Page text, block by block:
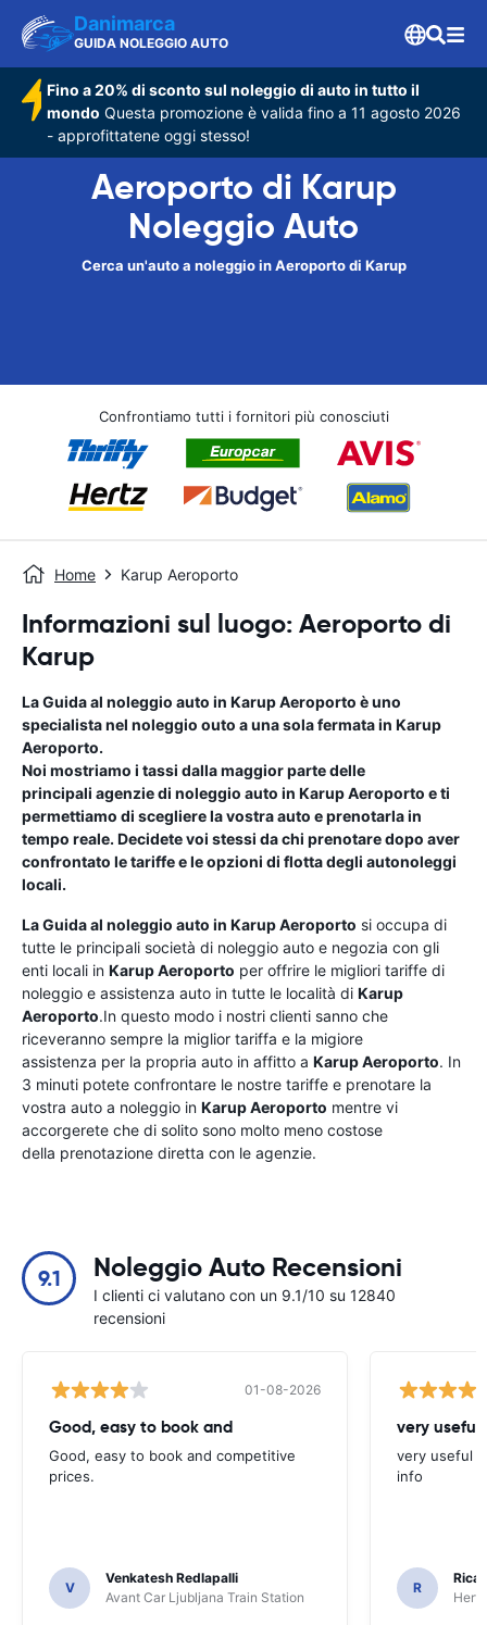
Danimarca
GUIDA NOLEGGIO AUTO
Fino a 20% di sconto sul noleggio di auto in tutto il
mondo Questa promozione è valida fino a 11 agosto 2026
- approfittatene oggi stesso!
Aeroporto di Karup
Noleggio Auto
Cerca un'auto a noleggio in Aeroporto di Karup
Confrontiamo tutti i fornitori più conosciuti
Home Karup Aeroporto
Informazioni sul luogo: Aeroporto di
Karup
La Guida al noleggio auto in Karup Aeroporto è uno
specialista nel noleggio outo a una sola fermata in Karup
Aeroporto.
Noi mostriamo i tassi dalla maggior parte delle
principali agenzie di noleggio auto in Karup Aeroporto e ti
permettiamo di scegliere la vostra auto e prenotarla in
tempo reale. Decidete voi stessi da chi prenotare dopo aver
confrontato le tariffe e le opzioni di flotta degli autonoleggi
locali.
La Guida al noleggio auto in Karup Aeroporto si occupa di
tutte le principali società di noleggio auto e negozia con gli
enti locali in Karup Aeroporto per offrire le migliori tariffe di
noleggio e assistenza auto in tutte le località di Karup
Aeroporto.In questo modo i nostri clienti sanno che
riceveranno sempre la miglior tariffa e la migiore
assistenza per la propria auto in affitto a Karup Aeroporto. In
3 minuti potete confrontare le nostre tariffe e prenotare la
vostra auto a noleggio in Karup Aeroporto mentre vi
accorgerete che di solito sono molto meno costose
della prenotazione diretta con le agenzie.
9.1 Noleggio Auto Recensioni
I clienti ci valutano con un 9.1/10 su 12840
recensioni
01-08-2026
Good, easy to book and
Good, easy to book and competitive
prices.
V
Venkatesh Redlapalli
Avant Car Ljubljana Train Station
very useful
very useful
info
R